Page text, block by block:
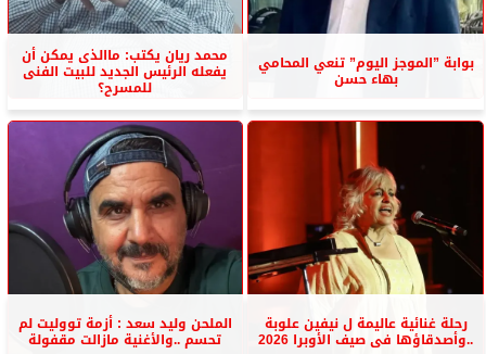
بوابة ”الموجز اليوم” تنعي المحامي
بهاء حسن
محمد ريان يكتب: ماالذى يمكن أن
يفعله الرئيس الجديد للبيت الفنى
للمسرح؟
رحلة غنائية عاليمة ل نيفين علوبة
..وأصدقاؤها فى صيف الأوبرا 2026
الملحن وليد سعد : أزمة تووليت لم
تحسم ..والأغنية مازالت مقفولة